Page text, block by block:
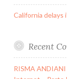
California
Recent
RISMA ANDIANI